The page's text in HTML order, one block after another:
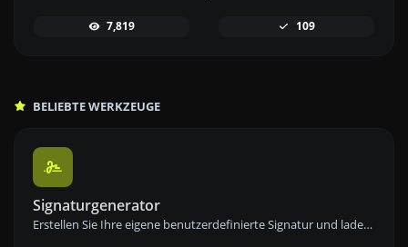
7,819 109
BELIEBTE WERKZEUGE
Signaturgenerator
Erstellen Sie Ihre eigene benutzerdefinierte Signatur und laden Sie sie einfach mit unserem Signaturgenerator-Tool für personalisierte E-Signaturen herunter.